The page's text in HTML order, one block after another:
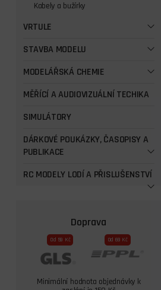
Kabely a bužírky
VRTULE
STAVBA MODELU
MODELÁŘSKÁ CHEMIE
MĚŘÍCÍ A AUDIOVIZUÁLNÍ TECHIKA
SIMULÁTORY
DÁRKOVÉ POUKÁZKY, ČASOPISY A
PUBLIKACE
RC MODELY LODÍ A PŘISLUŠENSTVÍ
Doprava
Od 59 Kč Od 69 Kč
Minimální hodnota objednávky k